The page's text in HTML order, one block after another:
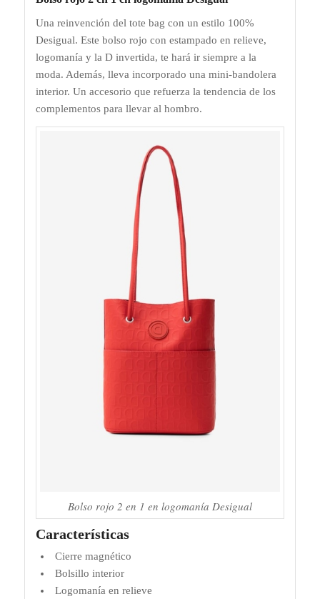
Una reinvención del tote bag con un estilo 100%
Desigual. Este bolso rojo con estampado en relieve,
logomanía y la D invertida, te hará ir siempre a la
moda. Además, lleva incorporado una mini-bandolera
interior. Un accesorio que refuerza la tendencia de los
complementos para llevar al hombro.
Bolso rojo 2 en 1 en logomanía Desigual
Características
Cierre magnético
Bolsillo interior
Logomanía en relieve